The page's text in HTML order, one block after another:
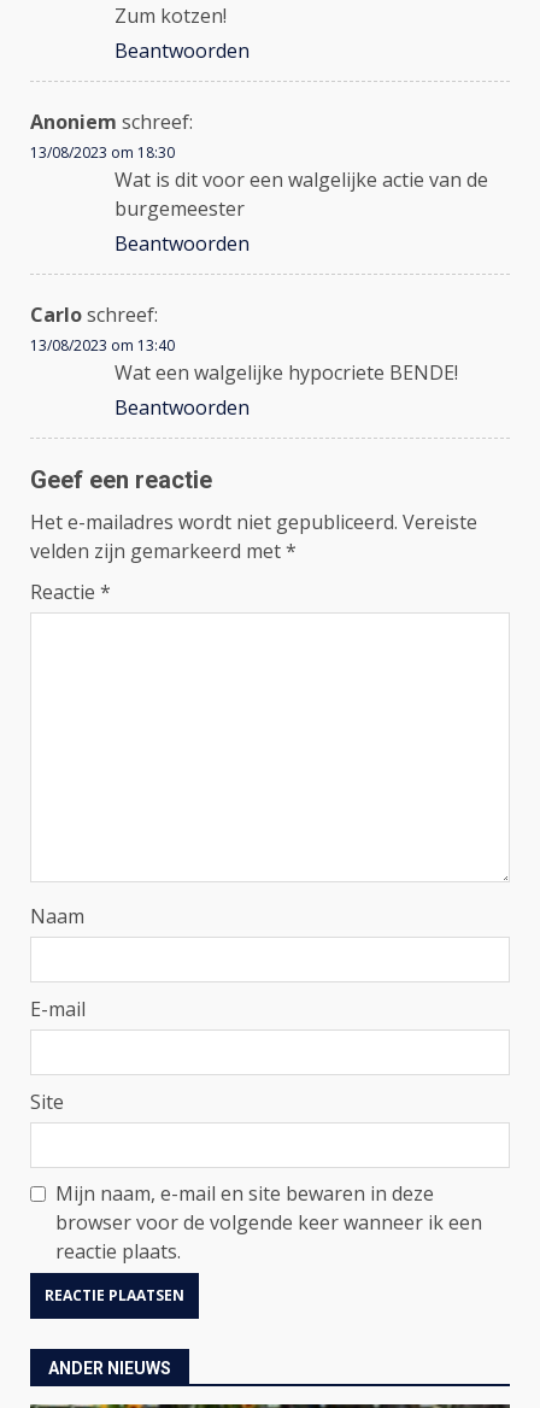
Zum kotzen!
Beantwoorden
Anoniem schreef:
13/08/2023 om 18:30
Wat is dit voor een walgelijke actie van de
burgemeester
Beantwoorden
Carloschreef:
13/08/2023 om 13:40
Wat een walgelijke hypocriete BENDE!
Beantwoorden
Geef een reactie
Het e-mailadres wordt niet gepubliceerd. Vereiste
velden zijn gemarkeerd met*
Reactie *
Naam
E-mail
Site
Mijn naam, e-mail en site bewaren in deze
browser voor de volgende keer wanneer ik een
reactie plaats.
ANDER NIEUWS